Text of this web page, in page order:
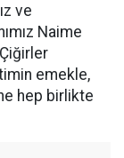
ve
Naime
Çiğirler
emekle,
hep birlikte